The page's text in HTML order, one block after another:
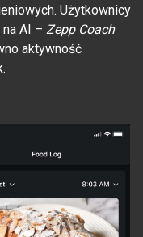
Użytkownicy
AI – Zepp Coach
aktywność